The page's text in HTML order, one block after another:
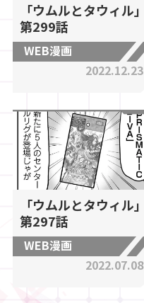
「ウムルとタウィル」
第299話
WEB漫画
2022.12.23
「ウムルとタウィル」
第297話
WEB漫画
2022.07.08